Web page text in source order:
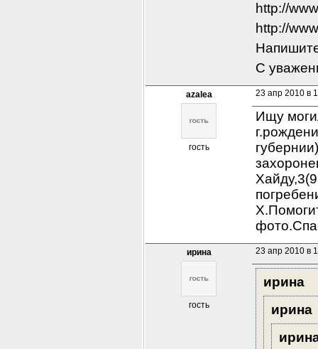
http://
http://
С
azalea
гость
23 апр 2010 в
Ищу
ирина
гость
23 апр 2010 в
ирина
ирина